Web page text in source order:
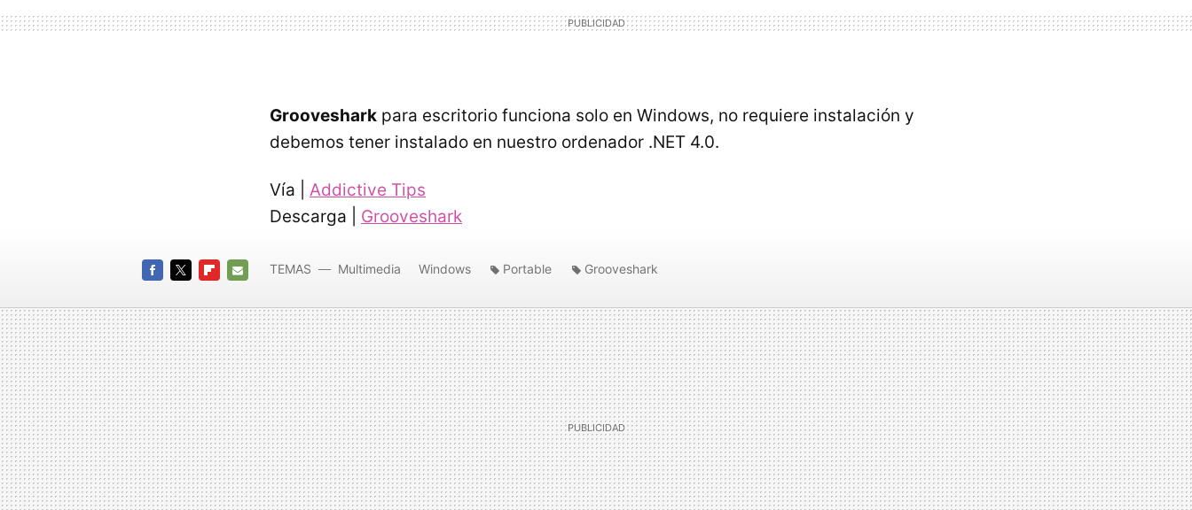
Grooveshark para escritorio funciona solo en Windows, no requiere instalación y
debemos tener instalado en nuestro ordenador .NET 4.0.
Vía | Addictive Tips
Descarga | Grooveshark
MAIL
TEMAS Multimedia Windows Portable Grooveshark